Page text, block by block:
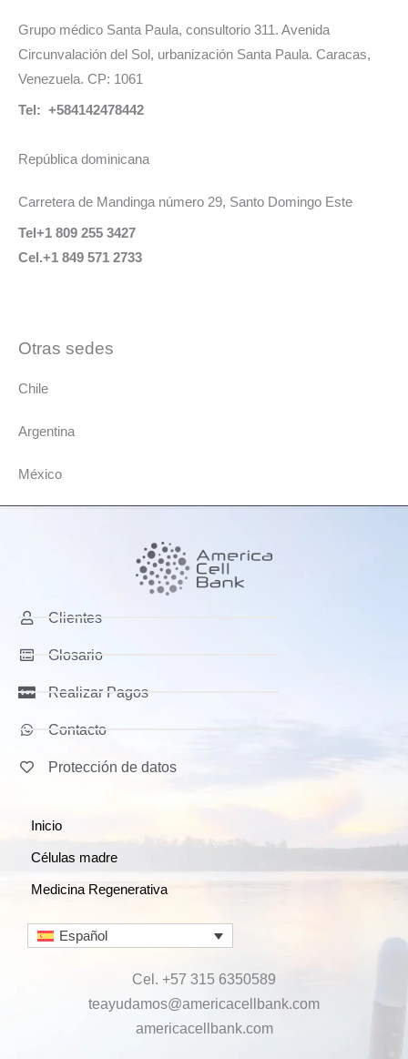
Grupo médico Santa Paula, consultorio 311. Avenida
Circunvalación del Sol, urbanización Santa Paula. Caracas,
Venezuela. CP: 1061
Tel: +584142478442
República dominicana
Carretera de Mandinga número 29, Santo Domingo Este
Tel+1 809 255 3427
Cel.+1 849 571 2733
Otras sedes
Chile
Argentina
México
Clientes
Glosario
Realizar Pagos
Contacto
Protección de datos
Inicio
Células madre
Medicina Regenerativa
Español
Cel. +57 315 6350589
teayudamos@americacellbank.com
americacellbank.com